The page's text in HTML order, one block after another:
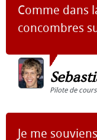
Comme dans
concombres
Pilote de
Je me